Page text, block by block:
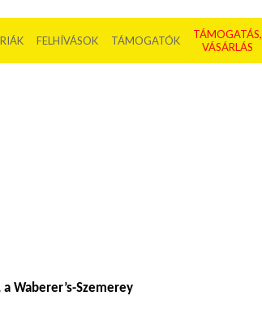
FELHÍVÁSOK TÁMOGATÓK
TÁMOGATÁS,
VÁSÁRLÁS
Waberer’s-Szemerey